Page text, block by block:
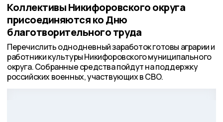
Коллективы Никифоровского округа
присоединяются ко Дню
благотворительного труда
Перечислить однодневный заработок готовы аграрии и
работники культуры Никифоровского муниципального
округа. Собранные средства пойдут на поддержку
российских военных, участвующих в СВО.